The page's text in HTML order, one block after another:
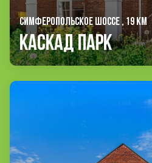
СИМФЕРОПОЛЬСКОЕ ШОССЕ , 19 КМ
Каскад Парк